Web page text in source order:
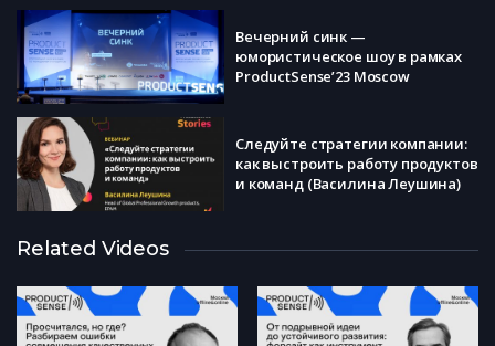
Вечерний синк —
юмористическое шоу в рамках
ProductSense’23 Moscow
​Следуйте стратегии компании:
как выстроить работу продуктов
и команд (Василина Леушина)
Арефьев)
Related Videos